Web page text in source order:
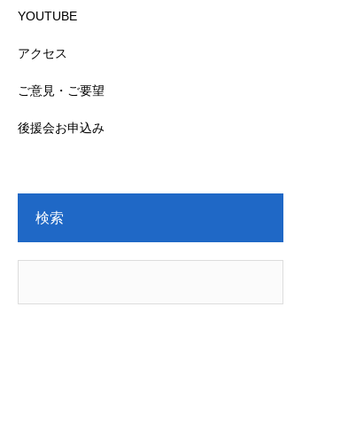
YOUTUBE
アクセス
ご意見・ご要望
後援会お申込み
検索